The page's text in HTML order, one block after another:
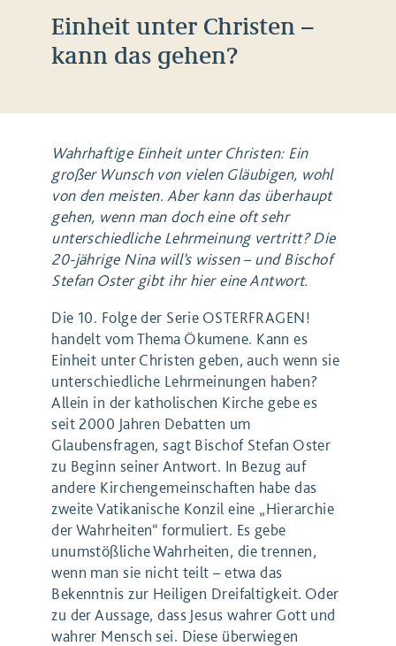
Einheit unter Christen –
kann das gehen?
Wahrhaftige Einheit unter Christen: Ein
großer Wunsch von vielen Gläubigen, wohl
von den meisten. Aber kann das überhaupt
gehen, wenn man doch eine oft sehr
unterschiedliche Lehrmeinung vertritt? Die
20-jährige Nina will’s wissen – und Bischof
Stefan Oster gibt ihr hier eine Antwort.
Die 10. Folge der Serie OSTERFRAGEN!
handelt vom Thema Ökumene. Kann es
Einheit unter Christen geben, auch wenn sie
unterschiedliche Lehrmeinungen haben?
Allein in der katholischen Kirche gebe es
seit 2000 Jahren Debatten um
Glaubensfragen, sagt Bischof Stefan Oster
zu Beginn seiner Antwort. In Bezug auf
andere Kirchengemeinschaften habe das
zweite Vatikanische Konzil eine „Hierarchie
der Wahrheiten“ formuliert. Es gebe
unumstößliche Wahrheiten, die trennen,
wenn man sie nicht teilt – etwa das
Bekenntnis zur Heiligen Dreifaltigkeit. Oder
zu der Aussage, dass Jesus wahrer Gott und
wahrer Mensch sei. Diese überwiegen